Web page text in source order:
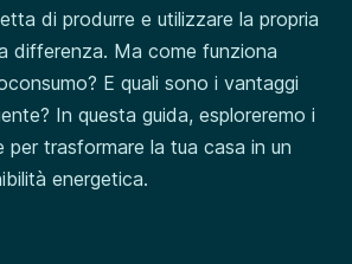
di produrre e utilizzare la propria
differenza. Ma come funziona
E quali sono i vantaggi
In questa guida, esploreremo i
per trasformare la tua casa in un
energetica.